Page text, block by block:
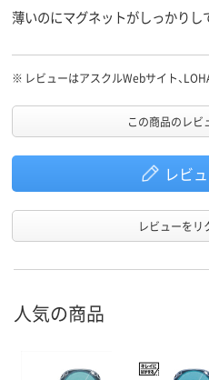
薄いのにマグネットがしっかりし
※ レビューはアスクルWebサイト、
この商品のレビ
レビ
レビューをリ
人気の商品